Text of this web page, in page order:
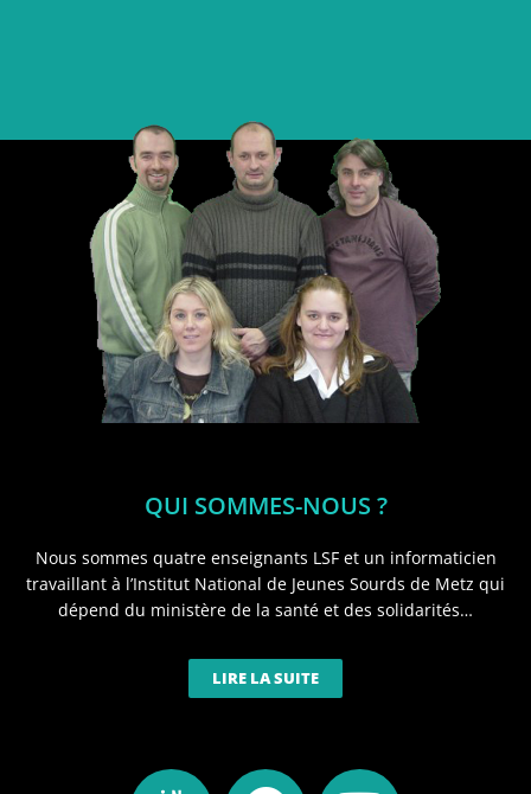
QUI SOMMES-NOUS ?
Nous sommes quatre enseignants LSF et un informaticien
travaillant à l’Institut National de Jeunes Sourds de Metz qui
dépend du ministère de la santé et des solidarités…
LIRE LA SUITE